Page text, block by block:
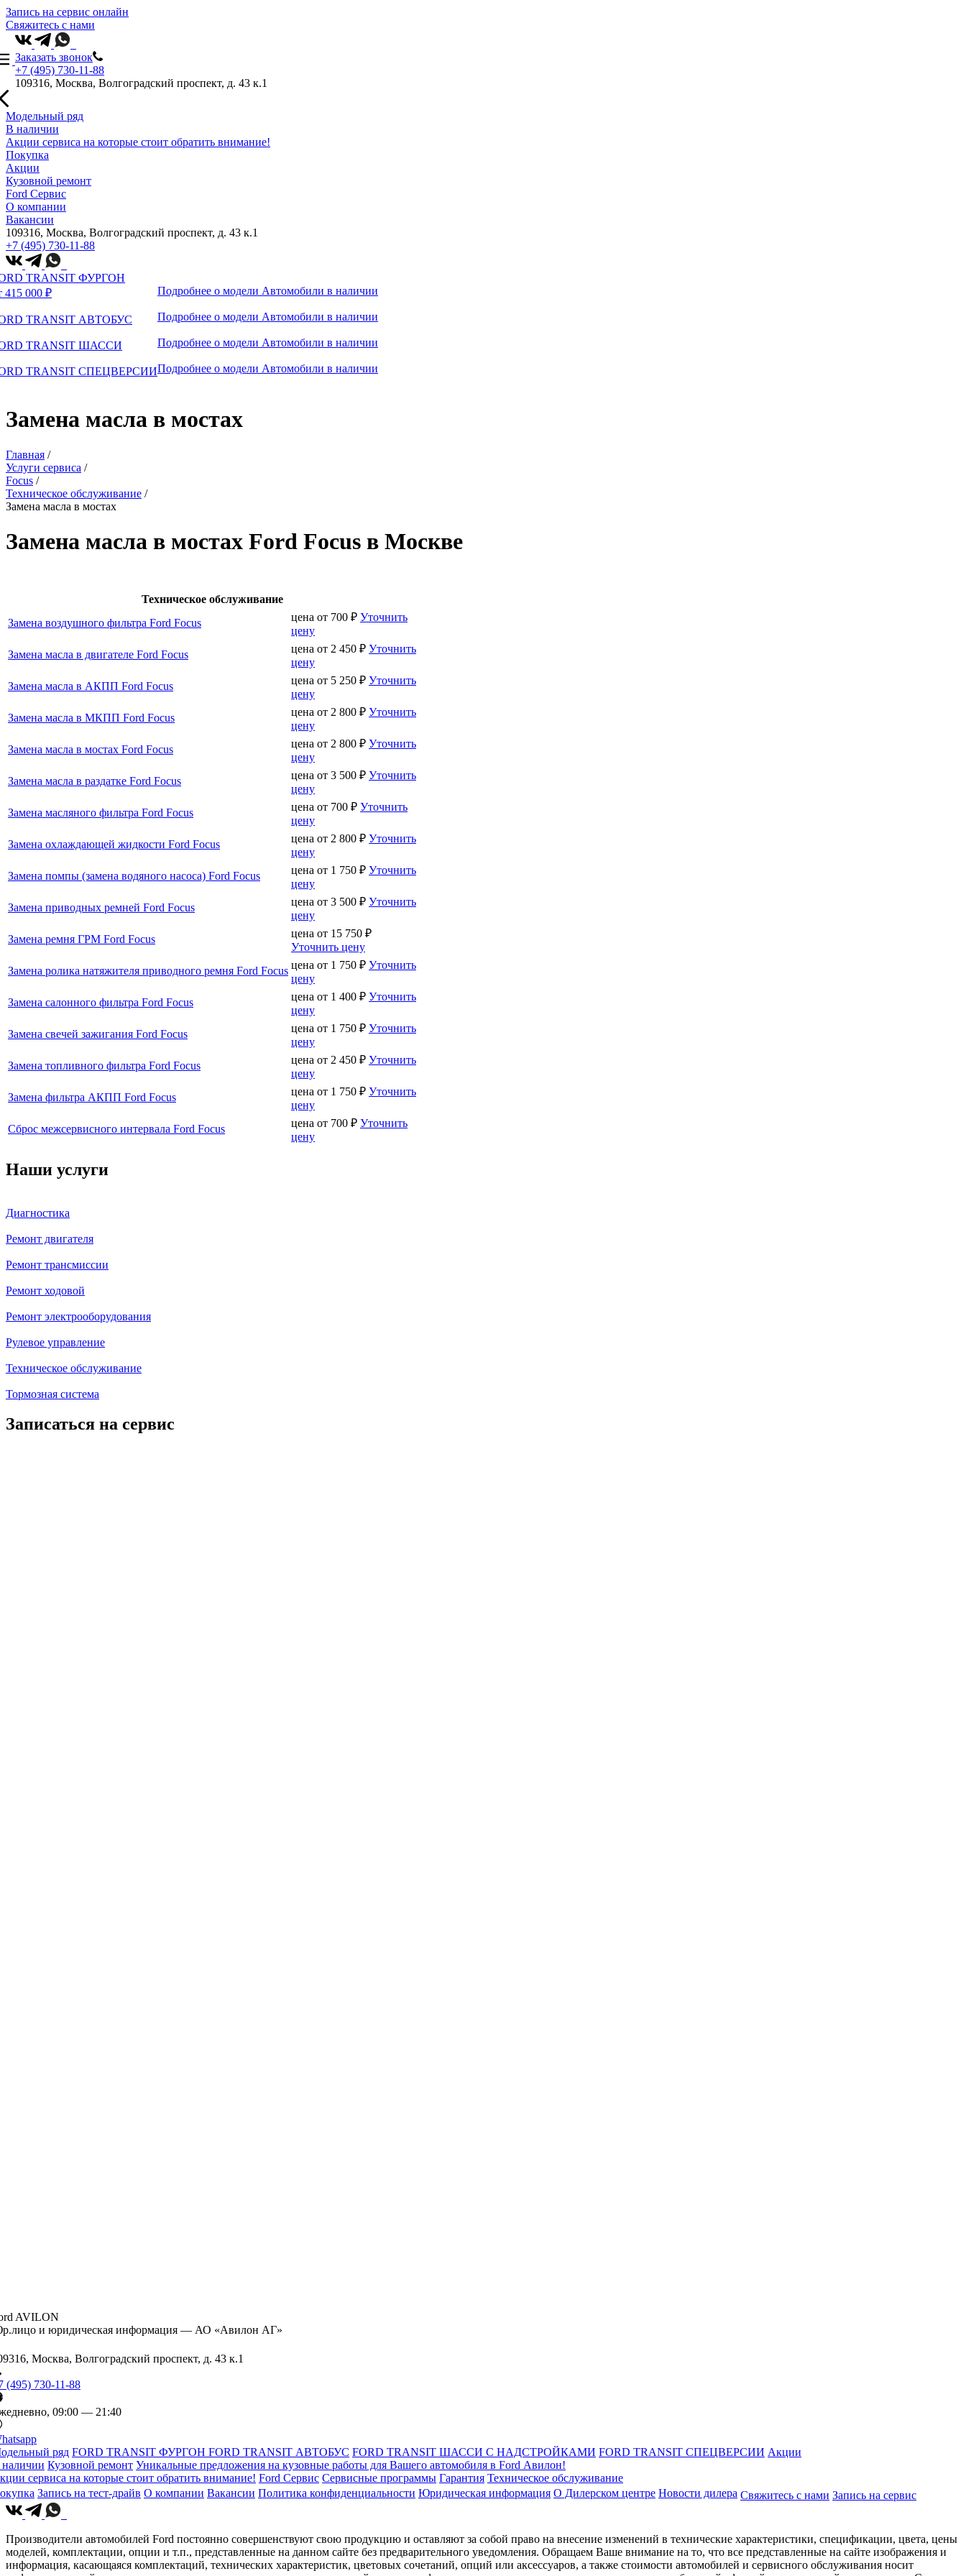
Запись на сервис онлайн
Свяжитесь с нами
Заказать звонок
+7 (495) 730-11-88
109316, Москва, Волгоградский проспект, д. 43 к.1
Модельный ряд
В наличии
Акции сервиса на которые стоит обратить внимание!
Покупка
Акции
Кузовной ремонт
Ford Сервис
О компании
Вакансии
109316, Москва, Волгоградский проспект, д. 43 к.1
+7 (495) 730-11-88
TRANSIT ФУРГОН
415 000 ₽
TRANSIT АВТОБУС
TRANSIT ШАССИ
TRANSIT СПЕЦВЕРСИИ
Подробнее о модели Автомобили в наличии
Подробнее о модели Автомобили в наличии
Подробнее о модели Автомобили в наличии
Подробнее о модели Автомобили в наличии
Замена масла в мостах
Главная /
Услуги сервиса /
Focus /
Техническое обслуживание /
Замена масла в мостах
Замена масла в мостах Ford Focus в Москве
Техническое обслуживание
Замена воздушного фильтра Ford Focus
цена от 700 ₽ Уточнить
цену
Замена масла в двигателе Ford Focus
цена от 2 450 ₽ Уточнить
цену
Замена масла в АКПП Ford Focus
цена от 5 250 ₽ Уточнить
цену
Замена масла в МКПП Ford Focus
цена от 2 800 ₽ Уточнить
цену
Замена масла в мостах Ford Focus
цена от 2 800 ₽ Уточнить
цену
Замена масла в раздатке Ford Focus
цена от 3 500 ₽ Уточнить
цену
Замена масляного фильтра Ford Focus
цена от 700 ₽ Уточнить
цену
Замена охлаждающей жидкости Ford Focus
цена от 2 800 ₽ Уточнить
цену
Замена помпы (замена водяного насоса) Ford Focus
цена от 1 750 ₽ Уточнить
цену
Замена приводных ремней Ford Focus
цена от 3 500 ₽ Уточнить
цену
Замена ремня ГРМ Ford Focus
цена от 15 750 ₽
Уточнить цену
Замена ролика натяжителя приводного ремня Ford Focus цена от 1 750 ₽ Уточнить
цену
Замена салонного фильтра Ford Focus
цена от 1 400 ₽ Уточнить
цену
Замена свечей зажигания Ford Focus
цена от 1 750 ₽ Уточнить
цену
Замена топливного фильтра Ford Focus
цена от 2 450 ₽ Уточнить
цену
Замена фильтра АКПП Ford Focus
цена от 1 750 ₽ Уточнить
цену
Сброс межсервисного интервала Ford Focus
цена от 700 ₽ Уточнить
цену
Наши услуги
Диагностика
Ремонт двигателя
Ремонт трансмиссии
Ремонт ходовой
Ремонт электрооборудования
Рулевое управление
Техническое обслуживание
Тормозная система
Записаться на сервис
AVILON
и юридическая информация — АО «Авилон АГ»
Москва, Волгоградский проспект, д. 43 к.1
(495) 730-11-88
09:00 — 21:40
ряд FORD TRANSIT ФУРГОН FORD TRANSIT АВТОБУС FORD TRANSIT ШАССИ С НАДСТРОЙКАМИ FORD TRANSIT СПЕЦВЕРСИИ Акции
Кузовной ремонт Уникальные предложения на кузовные работы для Вашего автомобиля в Ford Авилон!
сервиса на которые стоит обратить внимание! Ford Сервис Сервисные программы Гарантия Техническое обслуживание
Запись на тест-драйв О компании Вакансии Политика конфиденциальности Юридическая информация О Дилерском центре Новости дилера Свяжитесь с нами Запись на сервис
Производители автомобилей Ford постоянно совершенствуют свою продукцию и оставляют за собой право на внесение изменений в технические характеристики, спецификации, цвета, цены
моделей, комплектации, опции и т.п., представленные на данном сайте без предварительного уведомления. Обращаем Ваше внимание на то, что все представленные на сайте изображения и
информация, касающаяся комплектаций, технических характеристик, цветовых сочетаний, опций или аксессуаров, а также стоимости автомобилей и сервисного обслуживания носит